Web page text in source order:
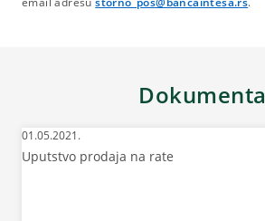
Dokumenta
01.05.2021.
Uputstvo prodaja na rate